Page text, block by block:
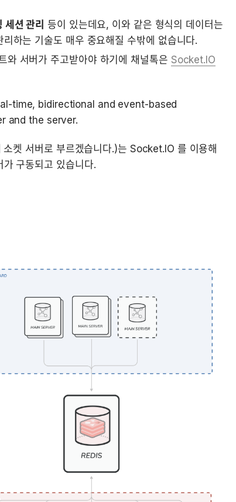
세션 관리 등이 있는데요, 이와 같은 형식의 데이터는
하는 기술도 매우 중요해질 수밖에 없습니다.
와 서버가 주고받아야 하기에 채널톡은 Socket.IO
time, bidirectional and event-based
and the server.
소켓 서버로 부르겠습니다.)는 Socket.IO 를 이용해
구동되고 있습니다.